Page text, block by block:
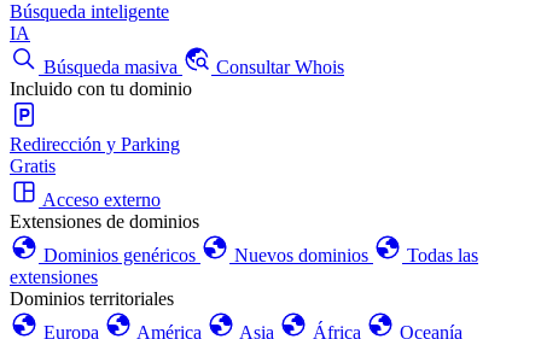
Búsqueda inteligente
IA
Búsqueda masiva
Consultar Whois
Incluido con tu dominio
Redirección y Parking
Gratis
Acceso externo
Extensiones de dominios
Dominios genéricos
Nuevos dominios
Todas las
extensiones
Dominios territoriales
Europa
América Asia África
Oceanía